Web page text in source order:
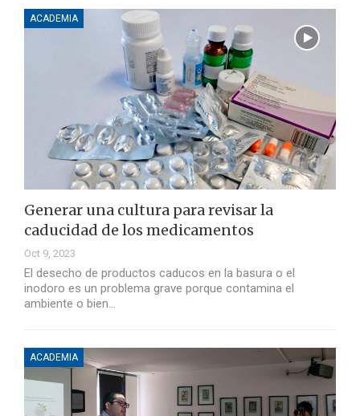
ACADEMIA
Generar una cultura para revisar la
caducidad de los medicamentos
Oct 9, 2023
El desecho de productos caducos en la basura o el
inodoro es un problema grave porque contamina el
ambiente o bien…
ACADEMIA